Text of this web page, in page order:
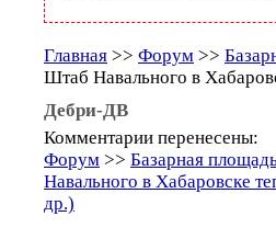
Главная >> Форум >>
Штаб Навального в
Дебри-ДВ
Комментарии перенесены:
Форум >> Базарная
Навального в Хабаровске
др.)